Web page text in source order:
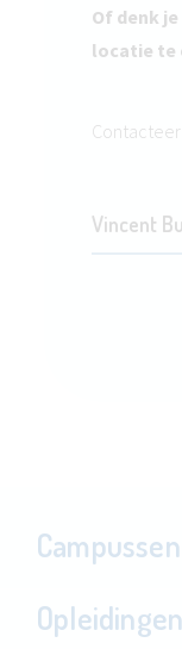
Of denk
locatie te
Vincent
Campussen
Opleidingen